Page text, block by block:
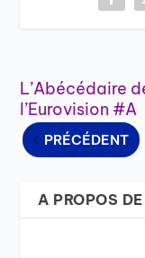
L’Abécédaire
l’Eurovision #A
PRÉCÉDENT
A PROPOS